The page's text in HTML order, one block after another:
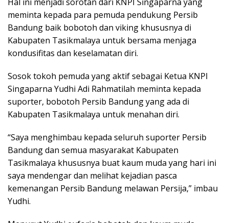
meminta kepada para pemuda pendukung Persib
Bandung baik bobotoh dan viking khususnya di
Kabupaten Tasikmalaya untuk bersama menjaga
kondusifitas dan keselamatan diri.
Sosok tokoh pemuda yang aktif sebagai Ketua KNPI
Singaparna Yudhi Adi Rahmatilah meminta kepada
suporter, bobotoh Persib Bandung yang ada di
Kabupaten Tasikmalaya untuk menahan diri.
“Saya menghimbau kepada seluruh suporter Persib
Bandung dan semua masyarakat Kabupaten
Tasikmalaya khususnya buat kaum muda yang hari ini
saya mendengar dan melihat kejadian pasca
kemenangan Persib Bandung melawan Persija,” imbau
Yudhi.